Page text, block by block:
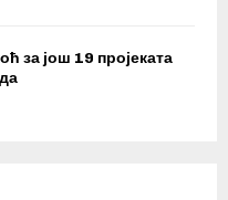
за још 19 пројеката